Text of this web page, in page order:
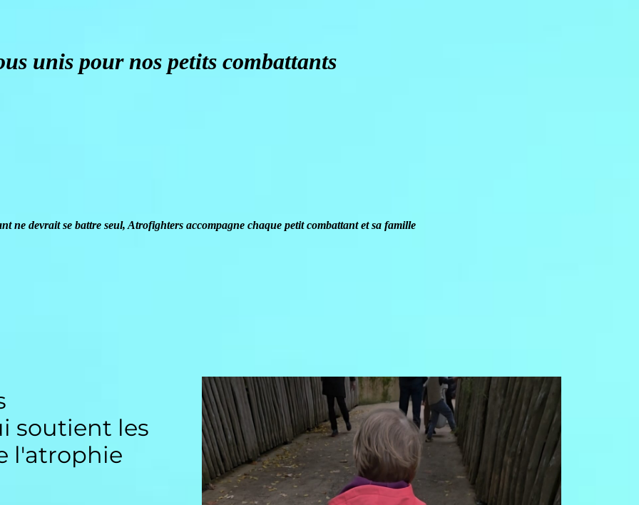
unis pour nos petits combattants
ne devrait se battre seul, Atrofighters accompagne chaque petit combattant et sa famille
soutient les
l'atrophie